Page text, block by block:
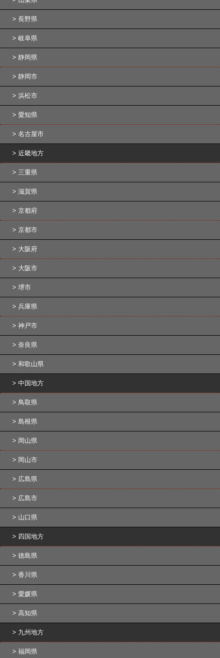
長野県
岐阜県
静岡県
静岡市
浜松市
愛知県
名古屋市
近畿地方
三重県
滋賀県
京都府
京都市
大阪府
大阪市
堺市
兵庫県
神戸市
奈良県
和歌山県
中国地方
鳥取県
島根県
岡山県
岡山市
広島県
広島市
山口県
四国地方
徳島県
香川県
愛媛県
高知県
九州地方
福岡県